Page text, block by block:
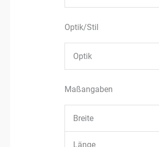
Optik/Stil
Optik
Maßangaben
Breite
Länge